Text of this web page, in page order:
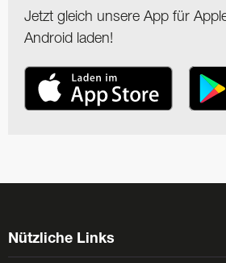
Jetzt gleich unsere App für
Android laden!
Nützliche Links